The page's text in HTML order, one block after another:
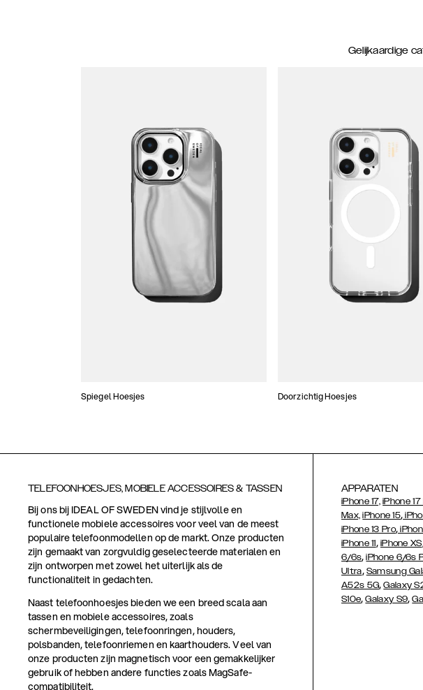
Gelijkaardige
Spiegel Hoesjes Doorzichtig Hoesjes
TELEFOONHOESJES, MOBIELE ACCESSOIRES & TASSEN
Bij ons bij IDEAL OF SWEDEN vind je stijlvolle en
functionele mobiele accessoires voor veel van de meest
populaire telefoonmodellen op de markt. Onze producten
zijn gemaakt van zorgvuldig geselecteerde materialen en
zijn ontworpen met zowel het uiterlijk als de
functionaliteit in gedachten.
Naast telefoonhoesjes bieden we een breed scala aan
tassen en mobiele accessoires, zoals
schermbeveiligingen, telefoonringen, houders,
polsbanden, telefoonriemen en kaarthouders. Veel van
onze producten zijn magnetisch voor een gemakkelijker
gebruik of hebben andere functies zoals MagSafe-
compatibiliteit.
APPARATEN
iPhone 17, iPhone 17
Max, iPhone 15,
iPhone 13 Pro,
iPhone 11, iPhone XS
6/6s,iPhone 6/6s
Ultra, Samsung
A52s 5G,Galaxy
S10e,Galaxy S9,